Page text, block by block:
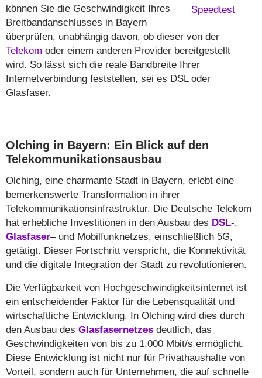
können Sie die Geschwindigkeit Ihres
Breitbandanschlusses in Bayern
überprüfen, unabhängig davon, ob dieser von der
Telekom oder einem anderen Provider bereitgestellt
wird. So lässt sich die reale Bandbreite Ihrer
Internetverbindung feststellen, sei es DSL oder
Glasfaser.
Olching in Bayern: Ein Blick auf den
Telekommunikationsausbau
Olching, eine charmante Stadt in Bayern, erlebt eine
bemerkenswerte Transformation in ihrer
Telekommunikationsinfrastruktur. Die Deutsche Telekom
hat erhebliche Investitionen in den Ausbau des DSL-,
Glasfaser– und Mobilfunknetzes, einschließlich 5G,
getätigt. Dieser Fortschritt verspricht, die Konnektivität
und die digitale Integration der Stadt zu revolutionieren.
Die Verfügbarkeit von Hochgeschwindigkeitsinternet ist
ein entscheidender Faktor für die Lebensqualität und
wirtschaftliche Entwicklung. In Olching wird dies durch
den Ausbau des Glasfasernetzes deutlich, das
Geschwindigkeiten von bis zu 1.000 Mbit/s ermöglicht.
Diese Entwicklung ist nicht nur für Privathaushalte von
Vorteil, sondern auch für Unternehmen, die auf schnelle